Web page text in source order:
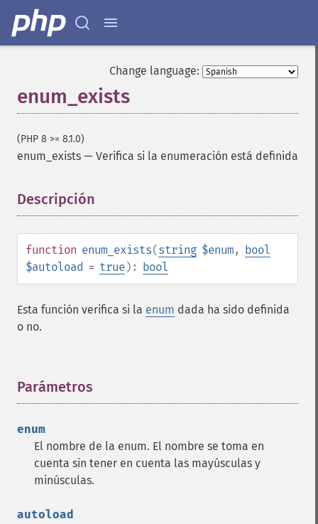
Change language:
enum_exists
(PHP 8 >= 8.1.0)
enum_exists — Verifica si la enumeración está definida
Descripción
function enum_exists(string $enum, bool
$autoload = true): bool
Esta función verifica si la enum dada ha sido definida
o no.
Parámetros
enum
El nombre de la enum. El nombre se toma en
cuenta sin tener en cuenta las mayúsculas y
minúsculas.
autoload